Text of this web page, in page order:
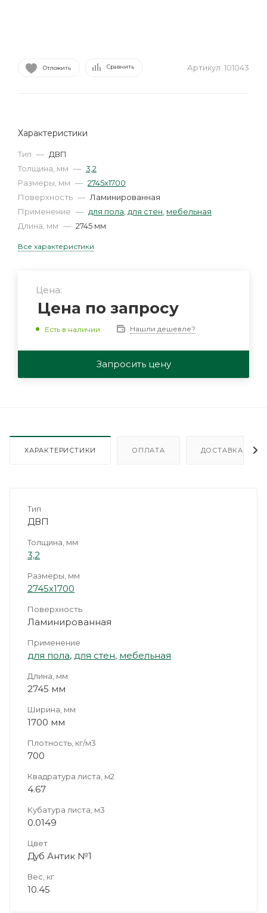
Отложить Сравнить Артикул: 101043
Характеристики
Тип — ДВП
Толщина, мм — 3,2
Размеры, мм — 2745х1700
Поверхность — Ламинированная
Применение — для пола для стен мебельная
Длина, мм — 2745 мм
Все характеристики
Цена:
Цена по запросу
Есть в наличии Нашли дешевле?
Запросить цену
ХАРАКТЕРИСТИКИ ОПЛАТА ДОСТАВКА
Тип
ДВП
Толщина, мм
3,2
Размеры, мм
2745х1700
Поверхность
Ламинированная
Применение
для пола, для стен, мебельная
Длина, мм
2745 мм
Ширина, мм
1700 мм
Плотность, кг/м3
700
Квадратура листа, м2
4.67
Кубатура листа, м3
0.0149
Цвет
Дуб Антик №1
Вес, кг
10.45